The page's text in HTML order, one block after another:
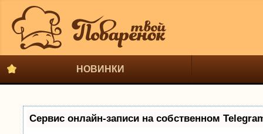
НОВИНКИ
Сервис онлайн-записи на собственном